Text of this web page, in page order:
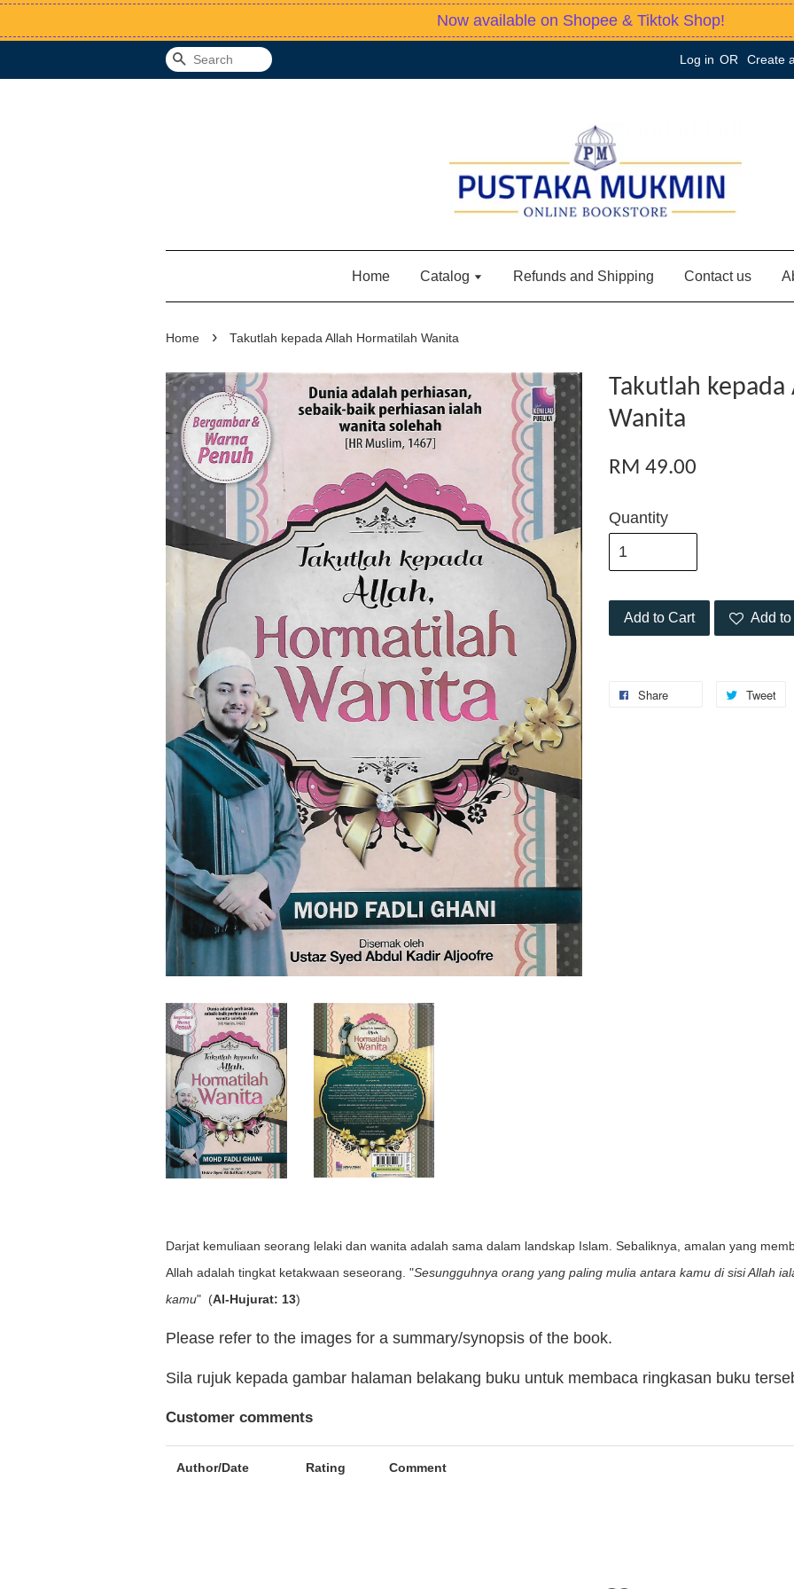
Now available on Shopee & Tiktok Shop!
Search Log in OR Create
Home Catalog Refunds and Shipping Contact us
Home › Takutlah kepada Allah Hormatilah Wanita
Takutlah
Wanita
RM 49.00
Quantity
Add to Cart Add
Share Tweet
Darjat kemuliaan seorang lelaki dan wanita adalah sama dalam landskap Islam. Sebaliknya, amalan yang
Allah adalah tingkat ketakwaan seseorang. "Sesungguhnya orang yang paling mulia antara kamu di sisi Allah
kamu" (Al-Hujurat: 13)
Please refer to the images for a summary/synopsis of the book.
Sila rujuk kepada gambar halaman belakang buku untuk membaca ringkasan buku
Customer comments
Author/Date Rating Comment